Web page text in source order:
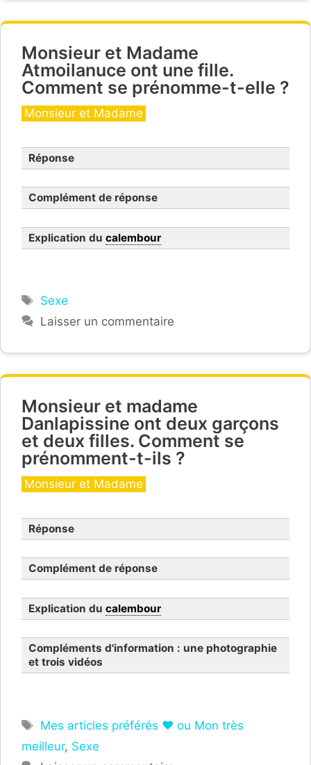
la gare Saint-Charles
(13)
gare de Bordeaux-Saint-Jean,
dite « Gare Saint-Jean »
(33)
Monsieur et Madame
Atmoilanuce ont une fille.
Comment se prénomme-t-elle ?
Catégories
Monsieur et Madame
Réponse
Complément de réponse
Explication du calembour
Étiquettes
Sexe
Laisser un commentaire
Monsieur et madame
Danlapissine ont deux garçons
et deux filles. Comment se
prénomment-t-ils ?
Catégories
Monsieur et Madame
Réponse
Complément de réponse
Explication du calembour
Compléments d'information : une photographie
et trois vidéos
Étiquettes
Mes articles préférés ❤ ou Mon très
meilleur, Sexe